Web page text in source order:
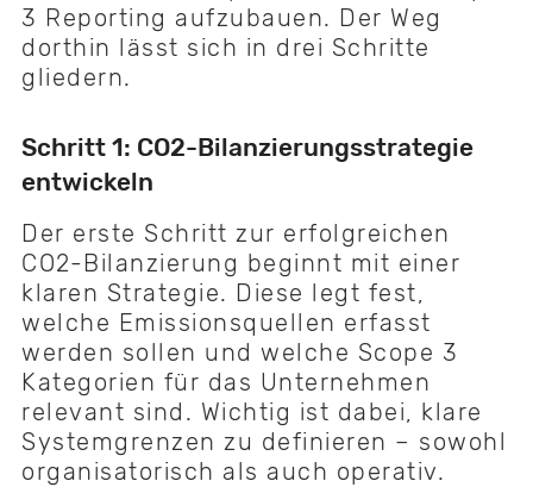
3 Reporting aufzubauen. Der Weg
dorthin lässt sich in drei Schritte
gliedern.
Schritt 1: CO2-Bilanzierungsstrategie
entwickeln
Der erste Schritt zur erfolgreichen
CO2-Bilanzierung beginnt mit einer
klaren Strategie. Diese legt fest,
welche Emissionsquellen erfasst
werden sollen und welche Scope 3
Kategorien für das Unternehmen
relevant sind. Wichtig ist dabei, klare
Systemgrenzen zu definieren – sowohl
organisatorisch als auch operativ.